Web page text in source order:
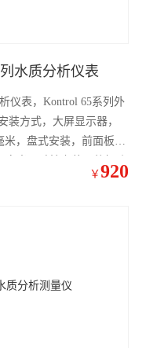
水质分析仪表
仪表，Kontrol 65系列外
装方式，大屏显示器，
米，盘式安装，前面板防
毫米，壁挂安装，整机防
系列配置有两路常开继
￥ 920